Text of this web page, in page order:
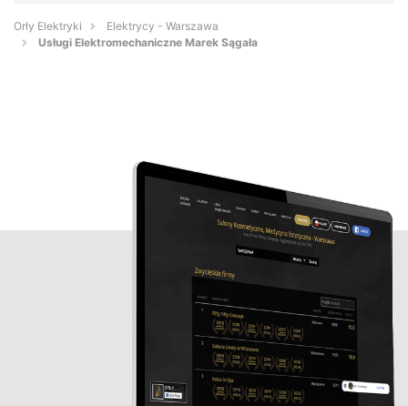
Orły Elektryki
Elektrycy - Warszawa
Usługi Elektromechaniczne Marek Sągała